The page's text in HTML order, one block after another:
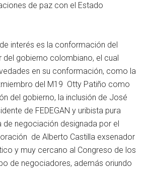
de paz con el Estado
interés es la conformación del
gobierno colombiano, el cual
en su conformación, como la
del M19 Otty Patiño como
del gobierno, la inclusión de José
de FEDEGAN y uribista pura
negociación designada por el
de Alberto Castilla exsenador
y muy cercano al Congreso de los
de negociadores, además oriundo